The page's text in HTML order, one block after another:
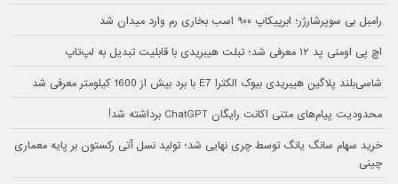
رامبل بی سوپرشارژر؛ ابرپیکاپ ۹۰۰ اسب بخاری رم وارد میدان شد
اچ پی اومنی پد ۱۲ معرفی شد؛ تبلت هیبریدی با قابلیت تبدیل به لپ‌تاپ
شاسی‌بلند پلاگین هیبریدی بیوک الکترا E7 با برد بیش از 1600 کیلومتر معرفی شد
محدودیت پیام‌های متنی اکانت رایگان ChatGPT برداشته شد!
خرید سهام سانگ‌ یانگ توسط چری نهایی شد؛ تولید نسل آتی رکستون بر پایه معماری
چینی